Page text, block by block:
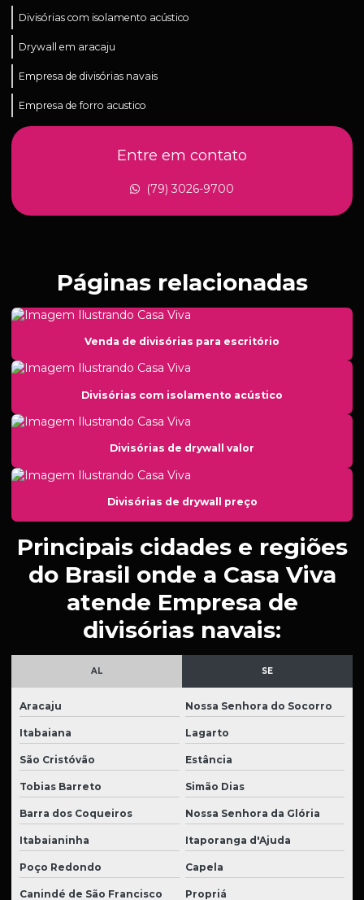
Divisórias com isolamento acústico
Drywall em aracaju
Empresa de divisórias navais
Empresa de forro acustico
Empresa de gesso acartonado
Empresa de instalação de piso laminado
Empresa de isolamento acustico
Empresa de piso vinilico
Empresa de tratamento acustico
Empresas de drywall em sergipe
Empresas de instalação de piso vinilico
Forro acustico aracaju
Forro acustico para auditório
Forro drywall em sergipe
Forro removivel preço
Gesso acartonado em aracaju
Gesso acartonado em sergipe
Gesso acartonado teto preço m2
Instalação de forro acartonado
Instalação de forro removivel
Persianas para escritório preço
Poltrona para auditorio
Venda de divisórias para escritório
Venda de moveis para escritorio
Entre em contato
(79) 3026-9700
Páginas relacionadas
Venda de divisórias para escritório
Divisórias com isolamento acústico
Divisórias de drywall valor
Divisórias de drywall preço
Principais cidades e regiões
do Brasil onde a Casa Viva
atende Empresa de
divisórias navais:
AL SE
Aracaju Nossa Senhora do Socorro
Itabaiana Lagarto
São Cristóvão Estância
Tobias Barreto Simão Dias
Barra dos Coqueiros Nossa Senhora da Glória
Itabaianinha Itaporanga d'Ajuda
Poço Redondo Capela
Canindé de São Francisco Propriá